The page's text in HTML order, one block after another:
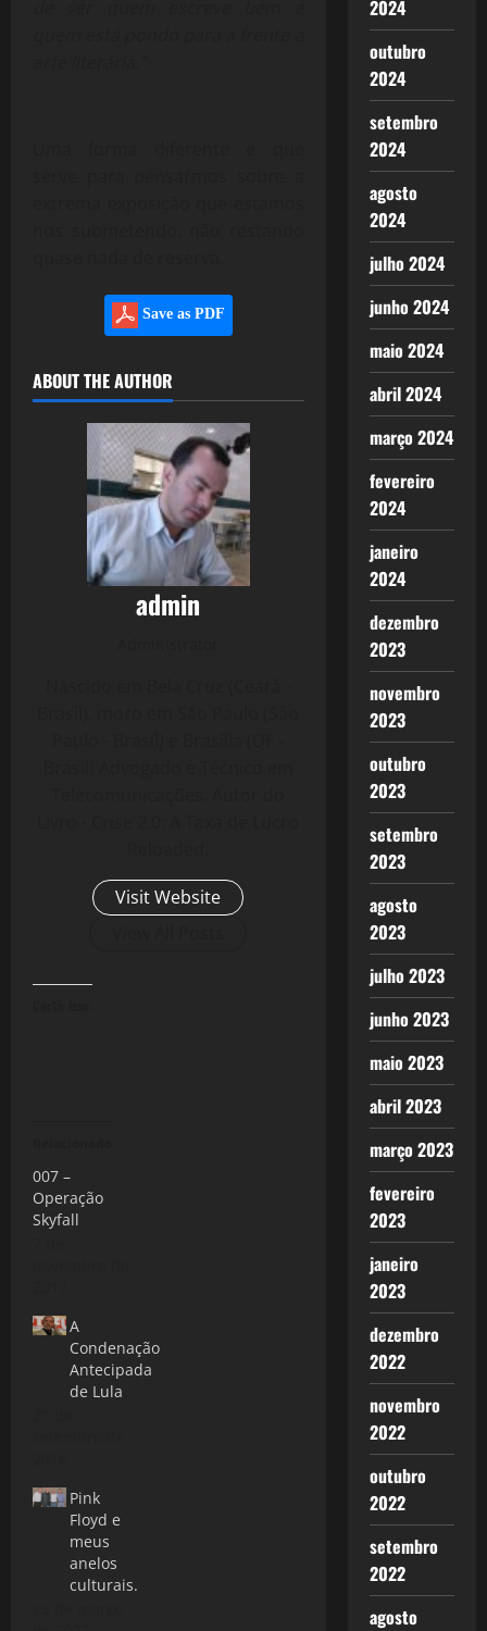
Save as PDF
ABOUT THE AUTHOR
admin
Visit Website
007 –
Operação
Skyfall
A
Condenação
Antecipada
de Lula
Pink
Floyd e
meus
anelos
culturais.
2024
outubro
2024
setembro
2024
agosto
2024
julho 2024
junho 2024
maio 2024
abril 2024
março 2024
fevereiro
2024
janeiro
2024
dezembro
2023
novembro
2023
outubro
2023
setembro
2023
agosto
2023
julho 2023
junho 2023
maio 2023
abril 2023
março 2023
fevereiro
2023
janeiro
2023
dezembro
2022
novembro
2022
outubro
2022
setembro
2022
agosto